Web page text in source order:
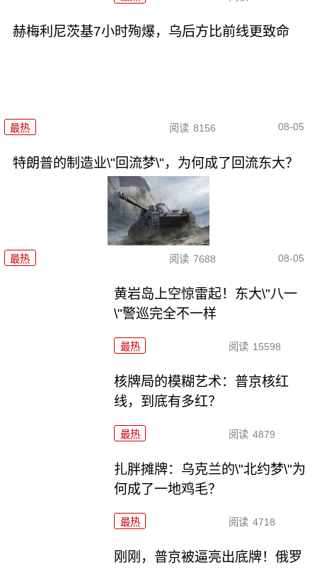
赫梅利尼茨基7小时殉爆，乌后方比前线更致命
最热 阅读 8156 08-05
特朗普的制造业\"回流梦\"，为何成了回流东大？
最热 阅读 7688 08-05
黄岩岛上空惊雷起！东大\"八一
\"警巡完全不一样
最热 阅读 15598
核牌局的模糊艺术：普京核红
线，到底有多红？
最热 阅读 4879
扎胖摊牌：乌克兰的\"北约梦\"为
何成了一地鸡毛？
最热 阅读 4718
刚刚，普京被逼亮出底牌！俄罗